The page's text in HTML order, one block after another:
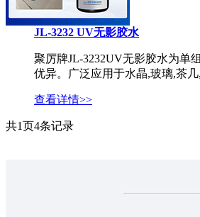
JL-3232 UV无影胶水
聚厉牌JL-3232UV无影胶水为单
优异。广泛应用于水晶,玻璃,茶几
查看详情>>
共1页4条记录